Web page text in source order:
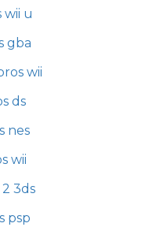
wii u
gba
wii
ds
nes
wii
3ds
psp